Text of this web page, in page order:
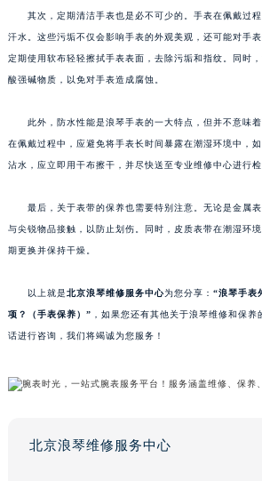
其次，定期清洁手表也是必不可少的。手表在佩戴过程
汗水。这些污垢不仅会影响手表的外观美观，还可能对手
定期使用软布轻轻擦拭手表表面，去除污垢和指纹。同时
酸强碱物质，以免对手表造成腐蚀。
此外，防水性能是浪琴手表的一大特点，但并不意味着
在佩戴过程中，应避免将手表长时间暴露在潮湿环境中，
沾水，应立即用干布擦干，并尽快送至专业维修中心进行检
最后，关于表带的保养也需要特别注意。无论是金属表
与尖锐物品接触，以防止划伤。同时，皮质表带在潮湿环
期更换并保持干燥。
以上就是北京浪琴维修服务中心为您分享： “浪琴手表
项？（手表保养）” ，如果您还有其他关于浪琴维修和保
话进行咨询，我们将竭诚为您服务！
北京浪琴维修服务中心